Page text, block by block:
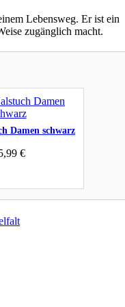
Lebensweg. Er ist ein
zugänglich macht.
Damen schwarz
€